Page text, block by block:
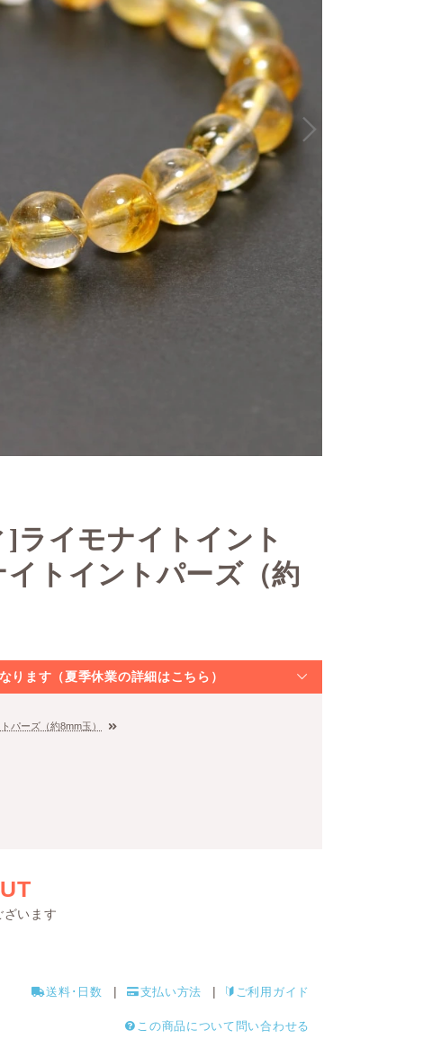
ライモナイトイント
トイントパーズ（約
ます（夏季休業の詳細はこちら）
パーズ（約8mm玉）
ざいます
送料･日数 支払い方法 ご利用ガイド
この商品について問い合わせる